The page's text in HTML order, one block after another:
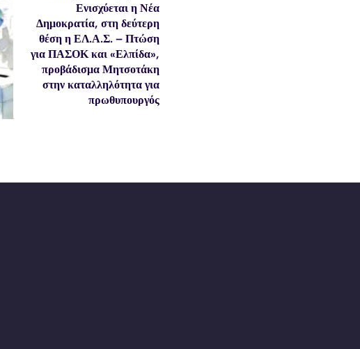
Ενισχύεται η Νέα
Δημοκρατία, στη δεύτερη
θέση η ΕΛ.Α.Σ. – Πτώση
για ΠΑΣΟΚ και «Ελπίδα»,
προβάδισμα Μητσοτάκη
στην καταλληλότητα για
πρωθυπουργός